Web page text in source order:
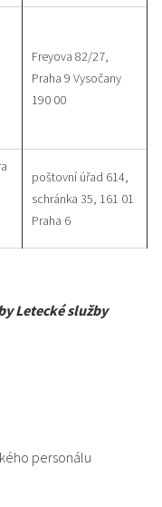
Freyova 82/27,
Praha 9 Vysočany
190 00
poštovní úřad 614,
schránka 35, 161 01
Praha 6
Letecké služby
personálu